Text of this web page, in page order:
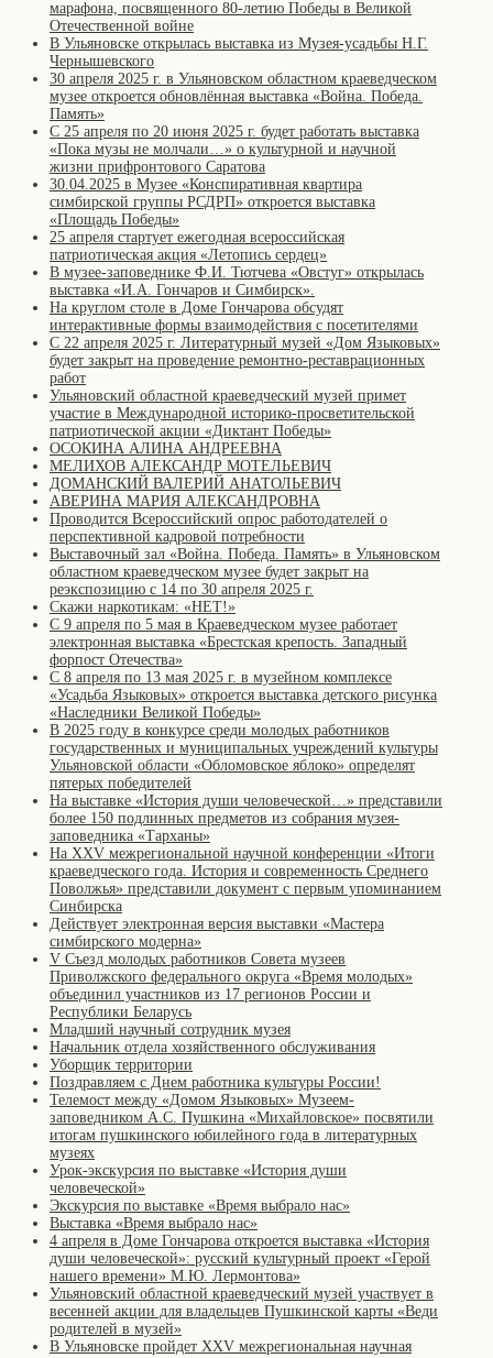
марафона, посвященного 80-летию Победы в Великой
Отечественной войне
В Ульяновске открылась выставка из Музея-усадьбы Н.Г.
Чернышевского
30 апреля 2025 г. в Ульяновском областном краеведческом
музее откроется обновлённая выставка «Война. Победа.
Память»
С 25 апреля по 20 июня 2025 г. будет работать выставка
«Пока музы не молчали…» о культурной и научной
жизни прифронтового Саратова
30.04.2025 в Музее «Конспиративная квартира
симбирской группы РСДРП» откроется выставка
«Площадь Победы»
25 апреля стартует ежегодная всероссийская
патриотическая акция «Летопись сердец»
В музее-заповеднике Ф.И. Тютчева «Овстуг» открылась
выставка «И.А. Гончаров и Симбирск».
На круглом столе в Доме Гончарова обсудят
интерактивные формы взаимодействия с посетителями
С 22 апреля 2025 г. Литературный музей «Дом Языковых»
будет закрыт на проведение ремонтно-реставрационных
работ
Ульяновский областной краеведческий музей примет
участие в Международной историко-просветительской
патриотической акции «Диктант Победы»
ОСОКИНА АЛИНА АНДРЕЕВНА
МЕЛИХОВ АЛЕКСАНДР МОТЕЛЬЕВИЧ
ДОМАНСКИЙ ВАЛЕРИЙ АНАТОЛЬЕВИЧ
АВЕРИНА МАРИЯ АЛЕКСАНДРОВНА
Проводится Всероссийский опрос работодателей о
перспективной кадровой потребности
Выставочный зал «Война. Победа. Память» в Ульяновском
областном краеведческом музее будет закрыт на
реэкспозицию с 14 по 30 апреля 2025 г.
Скажи наркотикам: «НЕТ!»
С 9 апреля по 5 мая в Краеведческом музее работает
электронная выставка «Брестская крепость. Западный
форпост Отечества»
С 8 апреля по 13 мая 2025 г. в музейном комплексе
«Усадьба Языковых» откроется выставка детского рисунка
«Наследники Великой Победы»
В 2025 году в конкурсе среди молодых работников
государственных и муниципальных учреждений культуры
Ульяновской области «Обломовское яблоко» определят
пятерых победителей
На выставке «История души человеческой…» представили
более 150 подлинных предметов из собрания музея-
заповедника «Тарханы»
На XXV межрегиональной научной конференции «Итоги
краеведческого года. История и современность Среднего
Поволжья» представили документ с первым упоминанием
Синбирска
Действует электронная версия выставки «Мастера
симбирского модерна»
V Съезд молодых работников Совета музеев
Приволжского федерального округа «Время молодых»
объединил участников из 17 регионов России и
Республики Беларусь
Младший научный сотрудник музея
Начальник отдела хозяйственного обслуживания
Уборщик территории
Поздравляем с Днем работника культуры России!
Телемост между «Домом Языковых» Музеем-
заповедником А.С. Пушкина «Михайловское» посвятили
итогам пушкинского юбилейного года в литературных
музеях
Урок-экскурсия по выставке «История души
человеческой»
Экскурсия по выставке «Время выбрало нас»
Выставка «Время выбрало нас»
4 апреля в Доме Гончарова откроется выставка «История
души человеческой»: русский культурный проект «Герой
нашего времени» М.Ю. Лермонтова»
Ульяновский областной краеведческий музей участвует в
весенней акции для владельцев Пушкинской карты «Веди
родителей в музей»
В Ульяновске пройдет XXV межрегиональная научная